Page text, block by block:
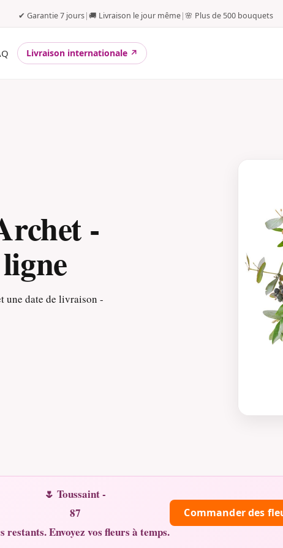
✔ Garantie 7 jours|🚚 Livraison le jour même|🌸 Plus de 500 bouquets
Livraison internationale ↗
-
une date de livraison -
🌷 Toussaint -
87
restants. Envoyez vos fleurs à temps.
Commander des